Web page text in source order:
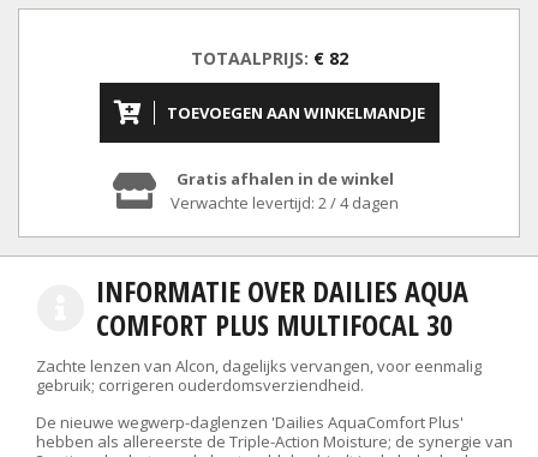
TOTAALPRIJS: € 82
TOEVOEGEN AAN WINKELMANDJE
Gratis afhalen in de winkel
Verwachte levertijd: 2 / 4 dagen
INFORMATIE OVER DAILIES AQUA
COMFORT PLUS MULTIFOCAL 30
Zachte lenzen van Alcon, dagelijks vervangen, voor eenmalig
gebruik; corrigeren ouderdomsverziendheid.
De nieuwe wegwerp-daglenzen 'Dailies AquaComfort Plus'
hebben als allereerste de Triple-Action Moisture; de synergie van